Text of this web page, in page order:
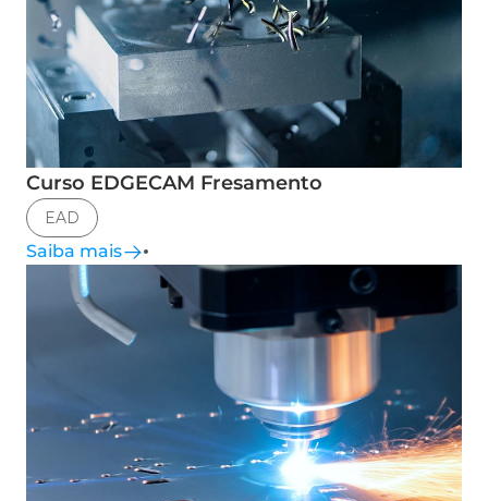
EAD
Curso EDGECAM Fresamento
Saiba mais